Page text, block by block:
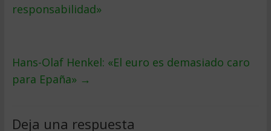
responsabilidad»
Hans-Olaf Henkel: «El euro es demasiado caro
para Epaña» →
Deja una respuesta